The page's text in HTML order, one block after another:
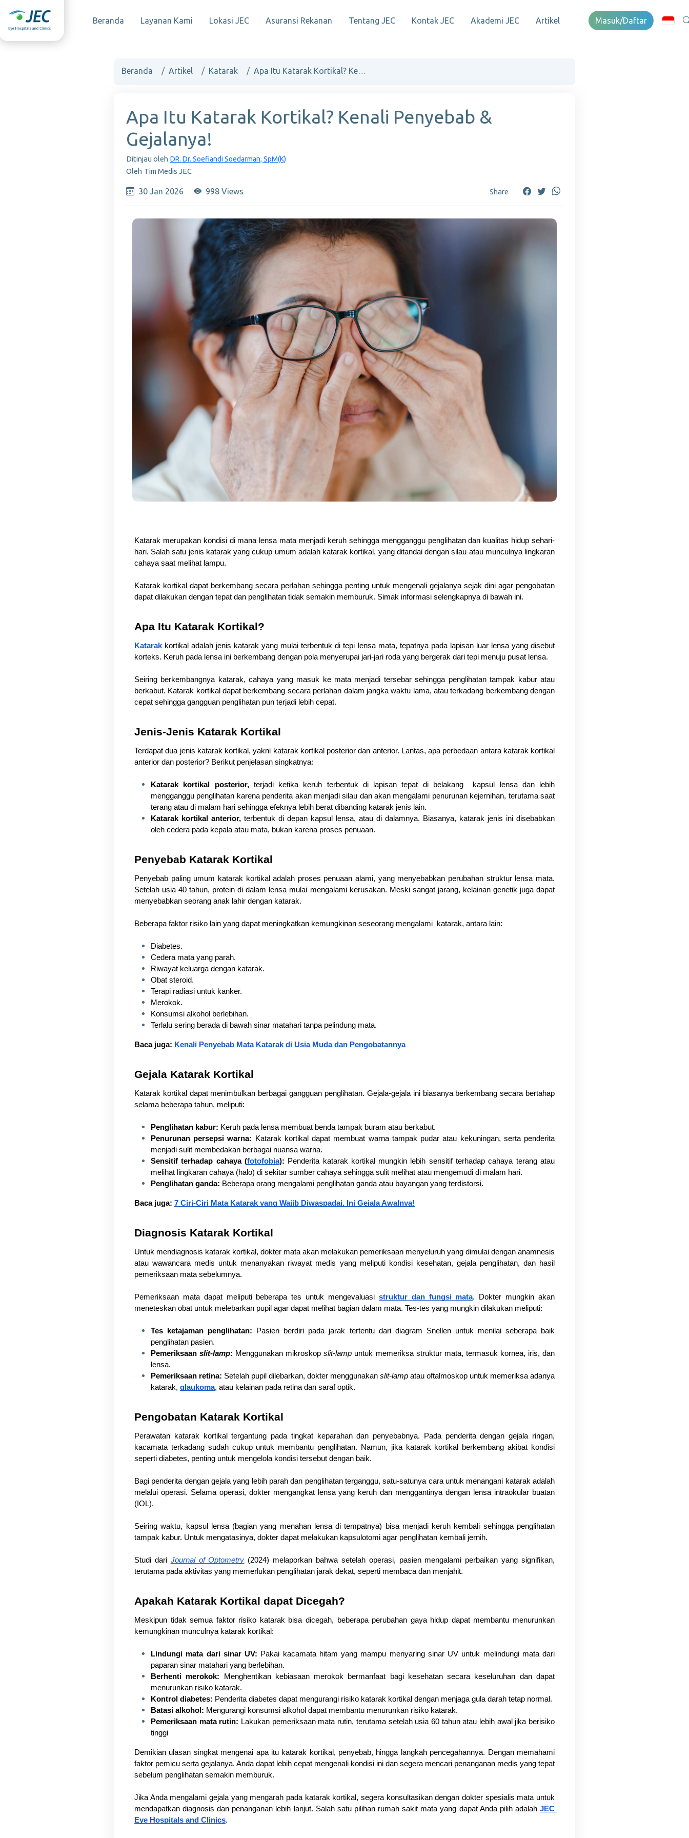
Beranda Layanan Kami Lokasi JEC Asuransi Rekanan Tentang JEC Kontak JEC Akademi JEC Artikel Masuk/Daftar
Beranda Artikel Katarak Apa Itu Katarak Kortikal? Kenali Penyebab & Gejalanya!
Apa Itu Katarak Kortikal? Kenali Penyebab &
Gejalanya!
Ditinjau oleh DR. Dr. Soefiandi Soedarman, SpM(K)
Oleh Tim Medis JEC
30 Jan 2026 998 Views Share
Katarak merupakan kondisi di mana lensa mata menjadi keruh sehingga mengganggu penglihatan dan kualitas hidup sehari-
hari. Salah satu jenis katarak yang cukup umum adalah katarak kortikal, yang ditandai dengan silau atau munculnya lingkaran
cahaya saat melihat lampu.
Katarak kortikal dapat berkembang secara perlahan sehingga penting untuk mengenali gejalanya sejak dini agar pengobatan
dapat dilakukan dengan tepat dan penglihatan tidak semakin memburuk. Simak informasi selengkapnya di bawah ini.
Apa Itu Katarak Kortikal?
Katarak kortikal adalah jenis katarak yang mulai terbentuk di tepi lensa mata, tepatnya pada lapisan luar lensa yang disebut
korteks. Keruh pada lensa ini berkembang dengan pola menyerupai jari-jari roda yang bergerak dari tepi menuju pusat lensa.
Seiring berkembangnya katarak, cahaya yang masuk ke mata menjadi tersebar sehingga penglihatan tampak kabur atau
berkabut. Katarak kortikal dapat berkembang secara perlahan dalam jangka waktu lama, atau terkadang berkembang dengan
cepat sehingga gangguan penglihatan pun terjadi lebih cepat.
Jenis-Jenis Katarak Kortikal
Terdapat dua jenis katarak kortikal, yakni katarak kortikal posterior dan anterior. Lantas, apa perbedaan antara katarak kortikal
anterior dan posterior? Berikut penjelasan singkatnya:
Katarak kortikal posterior, terjadi ketika keruh terbentuk di lapisan tepat di belakang  kapsul lensa dan lebih
mengganggu penglihatan karena penderita akan menjadi silau dan akan mengalami penurunan kejernihan, terutama saat
terang atau di malam hari sehingga efeknya lebih berat dibanding katarak jenis lain.
Katarak kortikal anterior, terbentuk di depan kapsul lensa, atau di dalamnya. Biasanya, katarak jenis ini disebabkan
oleh cedera pada kepala atau mata, bukan karena proses penuaan.
Penyebab Katarak Kortikal
Penyebab paling umum katarak kortikal adalah proses penuaan alami, yang menyebabkan perubahan struktur lensa mata.
Setelah usia 40 tahun, protein di dalam lensa mulai mengalami kerusakan. Meski sangat jarang, kelainan genetik juga dapat
menyebabkan seorang anak lahir dengan katarak.
Beberapa faktor risiko lain yang dapat meningkatkan kemungkinan seseorang mengalami  katarak, antara lain:
Diabetes.
Cedera mata yang parah.
Riwayat keluarga dengan katarak.
Obat steroid.
Terapi radiasi untuk kanker.
Merokok.
Konsumsi alkohol berlebihan.
Terlalu sering berada di bawah sinar matahari tanpa pelindung mata.
Baca juga: Kenali Penyebab Mata Katarak di Usia Muda dan Pengobatannya
Gejala Katarak Kortikal
Katarak kortikal dapat menimbulkan berbagai gangguan penglihatan. Gejala-gejala ini biasanya berkembang secara bertahap
selama beberapa tahun, meliputi:
Penglihatan kabur: Keruh pada lensa membuat benda tampak buram atau berkabut.
Penurunan persepsi warna: Katarak kortikal dapat membuat warna tampak pudar atau kekuningan, serta penderita
menjadi sulit membedakan berbagai nuansa warna.
Sensitif terhadap cahaya (fotofobia): Penderita katarak kortikal mungkin lebih sensitif terhadap cahaya terang atau
melihat lingkaran cahaya (halo) di sekitar sumber cahaya sehingga sulit melihat atau mengemudi di malam hari.
Penglihatan ganda: Beberapa orang mengalami penglihatan ganda atau bayangan yang terdistorsi.
Baca juga: 7 Ciri-Ciri Mata Katarak yang Wajib Diwaspadai, Ini Gejala Awalnya!
Diagnosis Katarak Kortikal
Untuk mendiagnosis katarak kortikal, dokter mata akan melakukan pemeriksaan menyeluruh yang dimulai dengan anamnesis
atau wawancara medis untuk menanyakan riwayat medis yang meliputi kondisi kesehatan, gejala penglihatan, dan hasil
pemeriksaan mata sebelumnya.
Pemeriksaan mata dapat meliputi beberapa tes untuk mengevaluasi struktur dan fungsi mata. Dokter mungkin akan
meneteskan obat untuk melebarkan pupil agar dapat melihat bagian dalam mata. Tes-tes yang mungkin dilakukan meliputi:
Tes ketajaman penglihatan:
Pasien berdiri pada jarak tertentu dari diagram Snellen untuk menilai seberapa baik
penglihatan pasien.
Pemeriksaan slit-lamp: Menggunakan mikroskop slit-lamp untuk memeriksa struktur mata, termasuk kornea, iris, dan
lensa.
Pemeriksaan retina: Setelah pupil dilebarkan, dokter menggunakan slit-lamp atau oftalmoskop untuk memeriksa adanya
katarak, glaukoma, atau kelainan pada retina dan saraf optik.
Pengobatan Katarak Kortikal
Perawatan katarak kortikal tergantung pada tingkat keparahan dan penyebabnya. Pada penderita dengan gejala ringan,
kacamata terkadang sudah cukup untuk membantu penglihatan. Namun, jika katarak kortikal berkembang akibat kondisi
seperti diabetes, penting untuk mengelola kondisi tersebut dengan baik.
Bagi penderita dengan gejala yang lebih parah dan penglihatan terganggu, satu-satunya cara untuk menangani katarak adalah
melalui operasi. Selama operasi, dokter mengangkat lensa yang keruh dan menggantinya dengan lensa intraokular buatan
(IOL).
Seiring waktu, kapsul lensa (bagian yang menahan lensa di tempatnya) bisa menjadi keruh kembali sehingga penglihatan
tampak kabur. Untuk mengatasinya, dokter dapat melakukan kapsulotomi agar penglihatan kembali jernih.
Studi dari Journal of Optometry (2024) melaporkan bahwa setelah operasi, pasien mengalami perbaikan yang signifikan,
terutama pada aktivitas yang memerlukan penglihatan jarak dekat, seperti membaca dan menjahit.
Apakah Katarak Kortikal dapat Dicegah?
Meskipun tidak semua faktor risiko katarak bisa dicegah, beberapa perubahan gaya hidup dapat membantu menurunkan
kemungkinan munculnya katarak kortikal:
Lindungi mata dari sinar UV: Pakai kacamata hitam yang mampu menyaring sinar UV untuk melindungi mata dari
paparan sinar matahari yang berlebihan.
Berhenti merokok: Menghentikan kebiasaan merokok bermanfaat bagi kesehatan secara keseluruhan dan dapat
menurunkan risiko katarak.
Kontrol diabetes: Penderita diabetes dapat mengurangi risiko katarak kortikal dengan menjaga gula darah tetap normal.
Batasi alkohol: Mengurangi konsumsi alkohol dapat membantu menurunkan risiko katarak.
Pemeriksaan mata rutin: Lakukan pemeriksaan mata rutin, terutama setelah usia 60 tahun atau lebih awal jika berisiko
tinggi
Demikian ulasan singkat mengenai apa itu katarak kortikal, penyebab, hingga langkah pencegahannya. Dengan memahami
faktor pemicu serta gejalanya, Anda dapat lebih cepat mengenali kondisi ini dan segera mencari penanganan medis yang tepat
sebelum penglihatan semakin memburuk.
Jika Anda mengalami gejala yang mengarah pada katarak kortikal, segera konsultasikan dengan dokter spesialis mata untuk
mendapatkan diagnosis dan penanganan lebih lanjut. Salah satu pilihan rumah sakit mata yang dapat Anda pilih adalah JEC
Eye Hospitals and Clinics.